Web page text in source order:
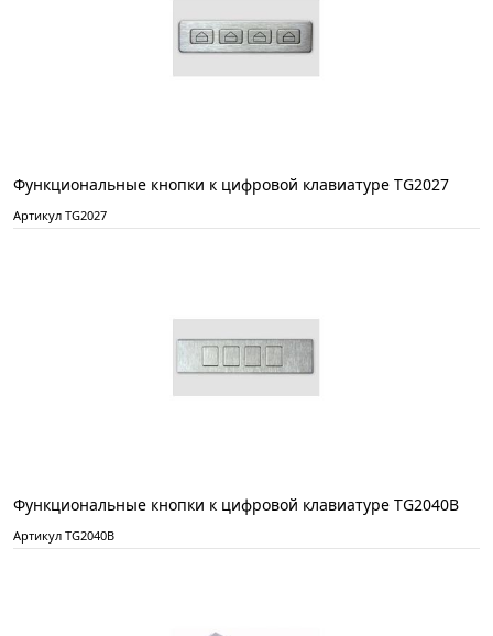
Функциональные кнопки к цифровой клавиатуре TG2027
Артикул TG2027
Функциональные кнопки к цифровой клавиатуре TG2040B
Артикул TG2040B